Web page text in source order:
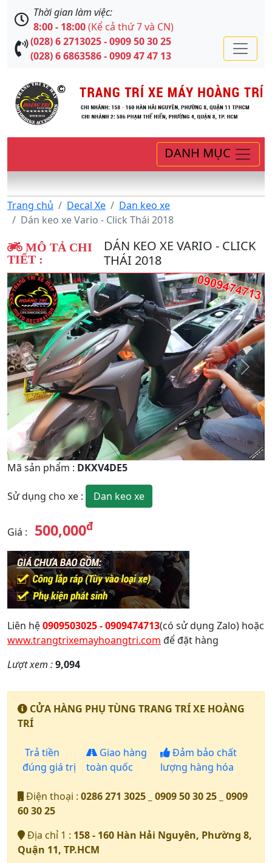
Thời gian làm việc:
8:00 - 18:00(Kể cả thứ 7 và CN)
(028) 6 2713025 - 0909 50 30 25
(028) 6 6863586 - 0909 47 47 13
DANH MỤC
Trang chủ Decal Xe
Dan keo xe
Dán keo xe Vario - Click Thái 2018
MÔ TẢ CHI
TIẾT :
DÁN KEO XE VARIO - CLICK
THÁI 2018
Quay
Lại
Tiếp
theo
Mã sản phẩm : DKXV4DE5
Sử dụng cho xe : Dan keo xe
Giá : 500,000đ
Liên hệ0909503025 - 0909474713(có sử dụng Zalo) hoặc
www.trangtrixemayhoangtri.com để đặt hàng
Lượt xem :9,094
CỬA HÀNG PHỤ TÙNG TRANG TRÍ XE HOÀNG
TRÍ
Trả tiền
đúng giá trị
Giao hàng
toàn quốc
Đảm bảo chất
lượng hàng hóa
Điện thoại : 0286 271 3025 _ 0909 50 30 25 _ 0909
60 30 25
Địa chỉ 1 : 158 - 160 Hàn Hải Nguyên, Phường 8,
Quận 11, TP.HCM